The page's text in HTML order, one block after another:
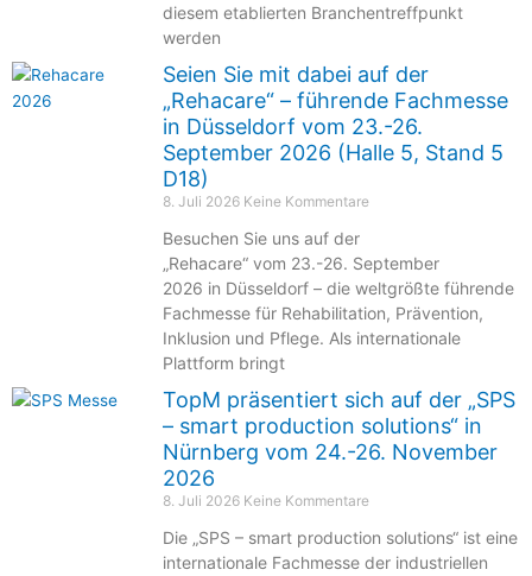
diesem etablierten Branchentreffpunkt
werden
Seien Sie mit dabei auf der
„Rehacare“ – führende Fachmesse
in Düsseldorf vom 23.-26.
September 2026 (Halle 5, Stand 5
D18)
8. Juli 2026 Keine Kommentare
Besuchen Sie uns auf der
„Rehacare“ vom 23.-26. September
2026 in Düsseldorf – die weltgrößte führende
Fachmesse für Rehabilitation, Prävention,
Inklusion und Pflege. Als internationale
Plattform bringt
TopM präsentiert sich auf der „SPS
– smart production solutions“ in
Nürnberg vom 24.-26. November
2026
8. Juli 2026 Keine Kommentare
Die „SPS – smart production solutions“ ist eine
internationale Fachmesse der industriellen